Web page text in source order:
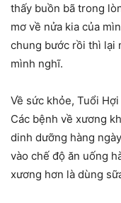
thấy buồn bã trong
mơ về nửa kia của
chung bước rồi thì lại
mình nghĩ.
Về sức khỏe, Tuổi
Các bệnh về xương
dinh dưỡng hàng
vào chế độ ăn uống
xương hơn là dùng